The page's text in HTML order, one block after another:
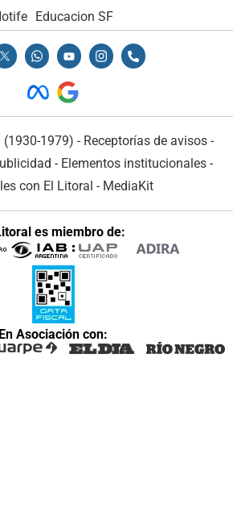
Educacion SF
(1930-1979) - Receptorías de avisos -
- Elementos institucionales -
con El Litoral - MediaKit
es miembro de:
En Asociación con: